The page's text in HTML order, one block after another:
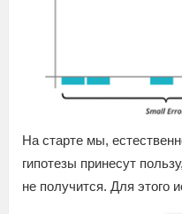
На старте мы,
гипотезы принесут
не получится. Для этого